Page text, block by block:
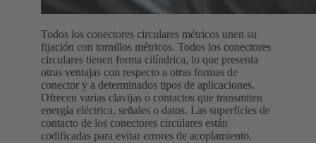
Todos los conectores circulares métricos unen su
fijación con tornillos métricos. Todos los conectores
circulares tienen forma cilíndrica, lo que presenta
otras ventajas con respecto a otras formas de
conector y a determinados tipos de aplicaciones.
Ofrecen varias clavijas o contactos que transmiten
energía eléctrica, señales o datos. Las superficies de
contacto de los conectores circulares están
codificadas para evitar errores de acoplamiento.